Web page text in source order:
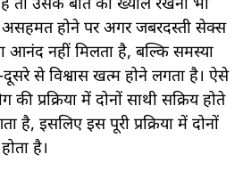
तो उसके बात का ख्याल रखना भी
असहमत होने पर अगर जबरदस्ती सेक्स
आनंद नहीं मिलता है, बल्कि समस्या
से विश्वास खत्म होने लगता है। ऐसे
प्रक्रिया में दोनों साथी सक्रिय होते
इसलिए इस पूरी प्रक्रिया में दोनों
है।